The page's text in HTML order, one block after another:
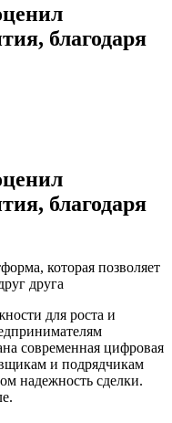
благодаря
благодаря
которая позволяет
друга
для роста и
современная цифровая
и подрядчикам
надежность сделки.